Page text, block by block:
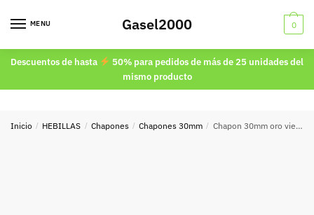
MENU Gasel2000 0
Descuentos de hasta
50% para pedidos de más de 25 unidades del
mismo producto
Inicio / HEBILLAS / Chapones / Chapones 30mm / Chapon 30mm oro viejo 7946